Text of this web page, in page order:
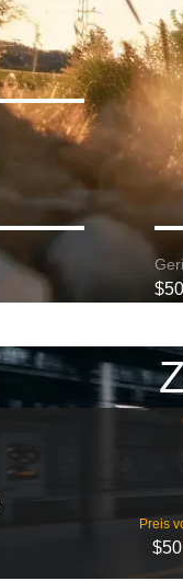
$50
Preis
$50